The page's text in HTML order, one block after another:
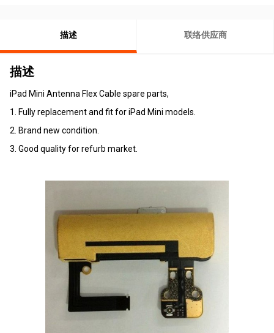
描述 联络供应商
描述
iPad Mini Antenna Flex Cable spare parts,
1. Fully replacement and fit for iPad Mini models.
2. Brand new condition.
3. Good quality for refurb market.